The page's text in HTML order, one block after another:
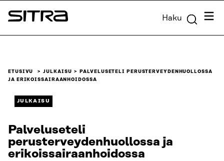
Siirry
suoraan
Sitra Haku
ETUSIVU JULKAISU
PALVELUSETELI PERUSTERVEYDENHUOLLOSSA
JA ERIKOISSAIRAANHOIDOSSA
JULKAISU
Palveluseteli
perusterveydenhuollossa ja
erikoissairaanhoidossa